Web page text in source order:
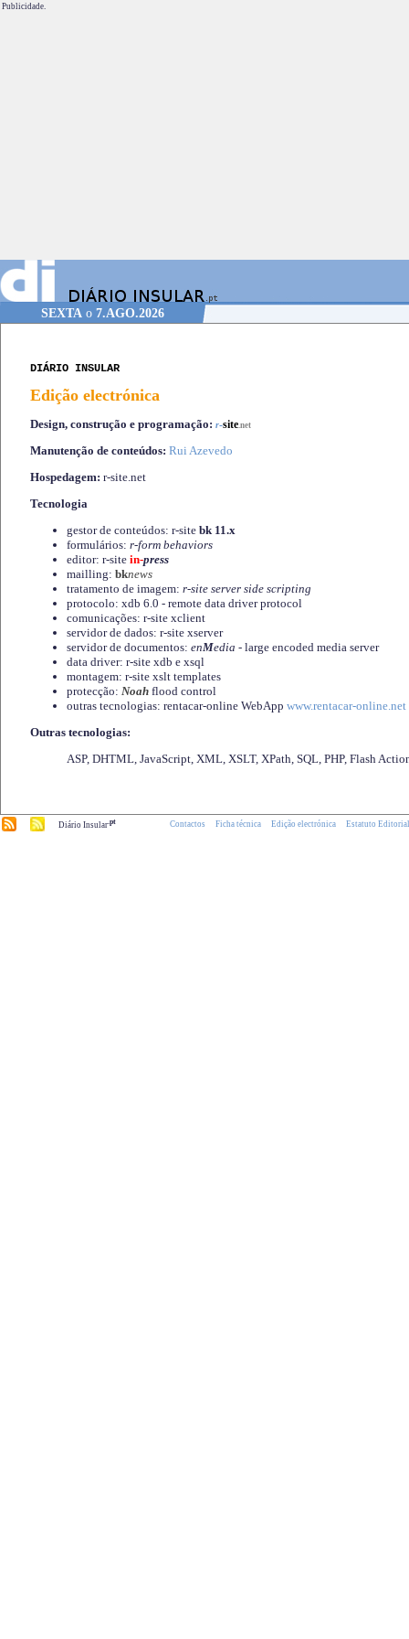
Publicidade.
SEXTA o 7.AGO.2026
DIÁRIO INSULAR
Edição electrónica
Design, construção e programação: r-site.net
Manutenção de conteúdos: Rui Azevedo
Hospedagem: r-site.net
Tecnologia
gestor de conteúdos: r-site bk 11.x
formulários: r-form behaviors
editor: r-site in-press
mailling: bknews
tratamento de imagem: r-site server side scripting
protocolo: xdb 6.0 - remote data driver protocol
comunicações: r-site xclient
servidor de dados: r-site xserver
servidor de documentos: enMedia - large encoded media server
data driver: r-site xdb e xsql
montagem: r-site xslt templates
protecção: Noah flood control
outras tecnologias: rentacar-online WebApp www.rentacar-online.net
Outras tecnologias:
ASP, DHTML, JavaScript, XML, XSLT, XPath, SQL, PHP, Flash
Diário Insular.pt Contactos Ficha técnica Edição electrónica Estatuto Editorial